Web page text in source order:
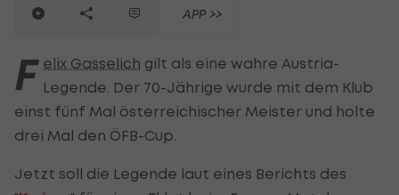
APP >>
F elix Gasselich gilt als eine wahre Austria-
Legende. Der 70-Jährige wurde mit dem Klub
einst fünf Mal österreichischer Meister und holte
drei Mal den ÖFB-Cup.
Jetzt soll die Legende laut eines Berichts des